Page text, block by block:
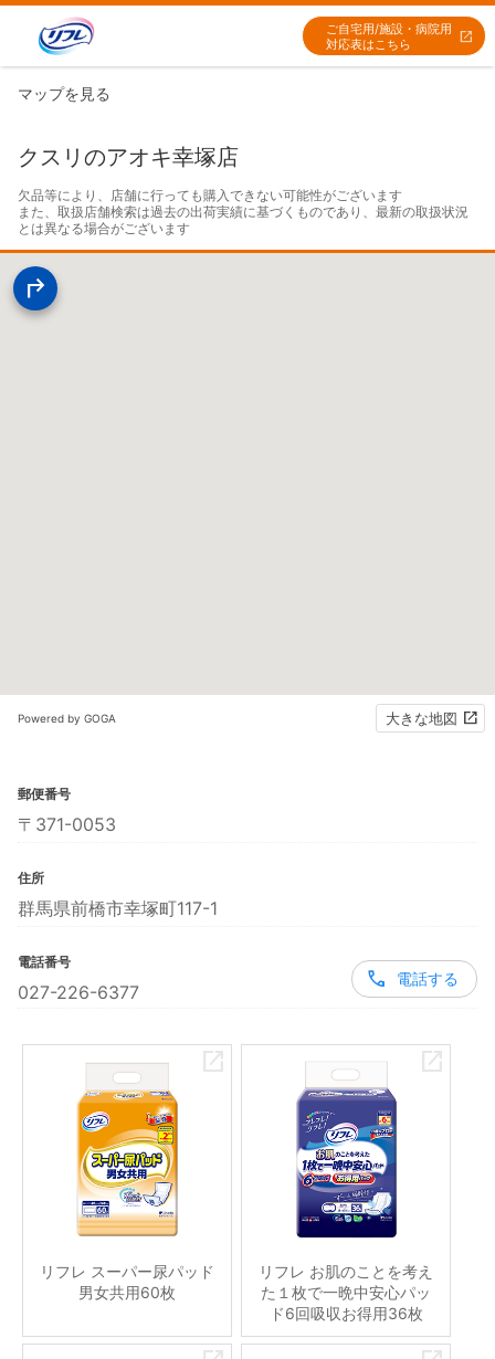
ご自宅用/施設・病院用
対応表はこちら
マップを見る
クスリのアオキ幸塚店
欠品等により、店舗に行っても購入できない可能性がございます
また、取扱店舗検索は過去の出荷実績に基づくものであり、最新の取扱状況
とは異なる場合がございます
Powered by GOGA 大きな地図
郵便番号
〒371-0053
住所
群馬県前橋市幸塚町117-1
電話番号
027-226-6377
電話する
リフレ スーパー尿パッド
男女共用60枚
リフレ お肌のことを考え
た１枚で一晩中安心パッ
ド6回吸収お得用36枚